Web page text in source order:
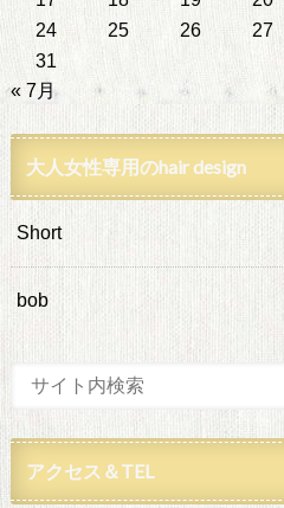
24
25 26 27
31
« 7月
大人女性専用のhair design
Short
bob
アクセス＆TEL